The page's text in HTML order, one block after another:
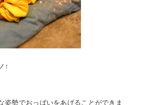
↑
姿勢でおっぱいをあげることができま